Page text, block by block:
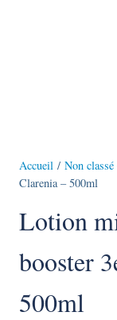
Accueil / Non classé
Clarenia – 500ml
Lotion
booster
500ml